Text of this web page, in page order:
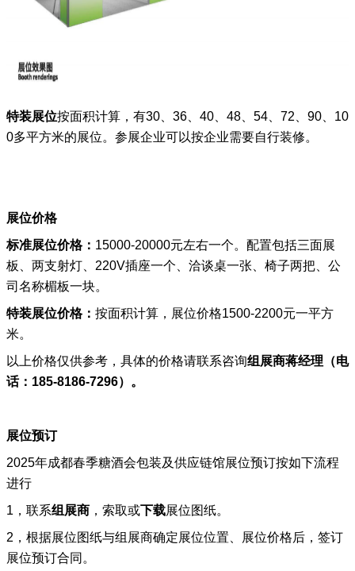
特装展位按面积计算，有30、36、40、48、54 72 、90 、10
0多平方米的展位。 参展企业可以按企业需要自行装修。
展位价格
标准展位价格： 15000-20000元左右一个。配置包括三面展
板、两支射灯、220V插座一个、洽谈桌一张、椅子两把、公
司名称楣板一块。
特装展位价格： 按面积计算 ，展位价格1500-2200元一平方
米。
以上价格仅供参考，具体的价格请联系咨询组展商蒋经理 （电
话： 185-8186-7296）。
展位预订
2025年成都春季糖酒会包装及供应链馆展位预订按如下流程
进行
1，联系组展商 ‍，索取或下载展位图纸。
2，根据展位图纸与组展商确定展位位置、展位价格后，签订
展位预订合同。